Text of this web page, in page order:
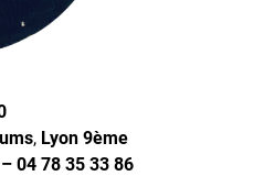
, Lyon 9ème
04 78 35 33 86